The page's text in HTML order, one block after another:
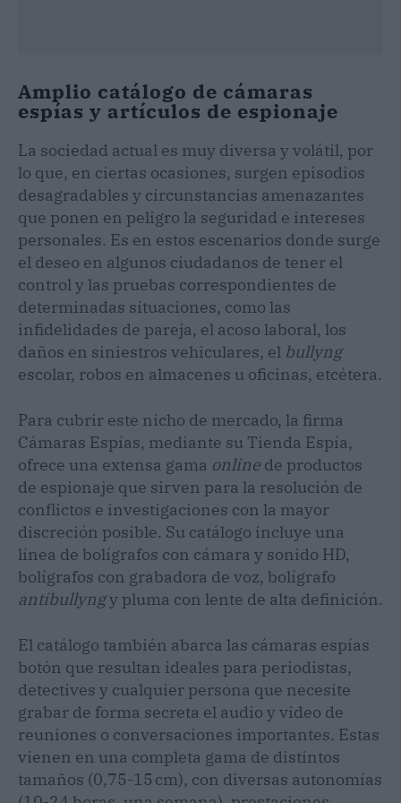
Amplio catálogo de cámaras
espías y artículos de espionaje
La sociedad actual es muy diversa y volátil, por
lo que, en ciertas ocasiones, surgen episodios
desagradables y circunstancias amenazantes
que ponen en peligro la seguridad e intereses
personales. Es en estos escenarios donde surge
el deseo en algunos ciudadanos de tener el
control y las pruebas correspondientes de
determinadas situaciones, como las
infidelidades de pareja, el acoso laboral, los
daños en siniestros vehiculares, el bullyng
escolar, robos en almacenes u oficinas, etcétera.
Para cubrir este nicho de mercado, la firma
Cámaras Espías, mediante su Tienda Espía,
ofrece una extensa gama online de productos
de espionaje que sirven para la resolución de
conflictos e investigaciones con la mayor
discreción posible. Su catálogo incluye una
línea de bolígrafos con cámara y sonido HD,
bolígrafos con grabadora de voz, bolígrafo
antibullyngy pluma con lente de alta definición.
El catálogo también abarca las cámaras espías
botón que resultan ideales para periodistas,
detectives y cualquier persona que necesite
grabar de forma secreta el audio y video de
reuniones o conversaciones importantes. Estas
vienen en una completa gama de distintos
tamaños (0,75-15 cm), con diversas autonomías